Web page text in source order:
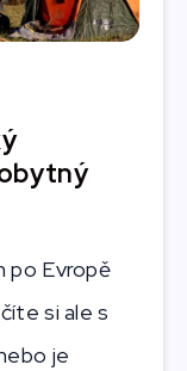
po Evropě
si ale s
je